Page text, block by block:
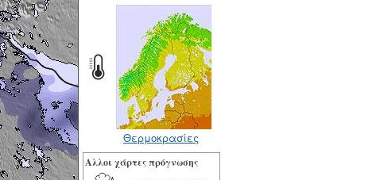
Θερμοκρασίες
Αλλοι χάρτες πρόγνωσης